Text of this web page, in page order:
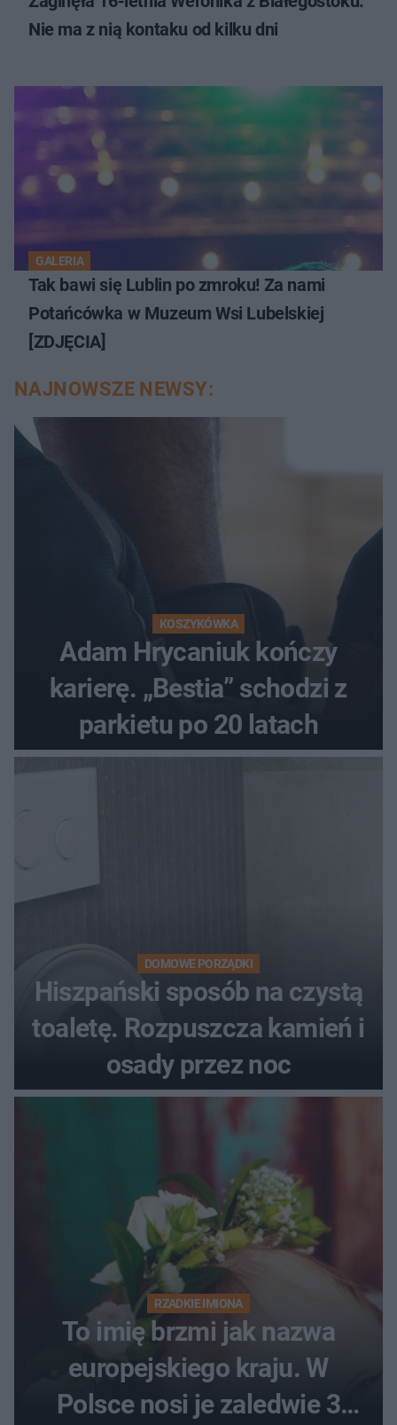
Nie ma z nią kontaku od kilku dni
GALERIA
Tak bawi się Lublin po zmroku! Za nami
Potańcówka w Muzeum Wsi Lubelskiej
[ZDJĘCIA]
NAJNOWSZE NEWSY:
KOSZYKÓWKA
Adam Hrycaniuk kończy
karierę. „Bestia” schodzi z
parkietu po 20 latach
DOMOWE PORZĄDKI
Hiszpański sposób na czystą
toaletę. Rozpuszcza kamień i
osady przez noc
RZADKIE IMIONA
To imię brzmi jak nazwa
europejskiego kraju. W
Polsce nosi je zaledwie 3